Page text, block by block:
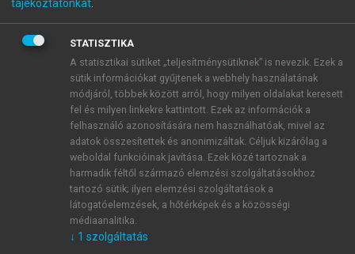
BELÉPÉS SAJÁT FIÓKKAL
ÚJ FIÓK LÉTREHOZÁSA
1 óra díjmentes hozzáférés
E-MAIL-CÍM
tájékoztatónkat
STATISZTIKA
A statisztikai sütiket „teljesítménysütiknek” is nevezik. Ezek a
sütik információkat gyűjtenek a webhely használatának
módjáról, többek között arról, hogy milyen oldalakat keresett
fel és milyen linkekre kattintott. Ezek az információk a
felhasználó azonosítására nem használhatóak, mivel az
adatok összesítettek és anonimizáltak. Céljuk kizárólag a
weboldal funkcióinak javítása. Ezek közé tartoznak a
harmadik féltől származó elemzési szolgáltatásokhoz
tartozó sütik; ilyen elemzési szolgáltatások a
látogatóelemzések, a hőtérképek és a közösségi
médiaanalitika.
↓ 1 szolgáltatás